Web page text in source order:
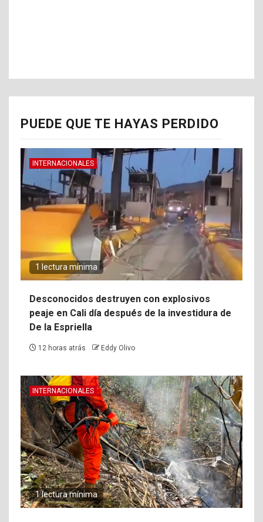
PUEDE QUE TE HAYAS PERDIDO
INTERNACIONALES
1 lectura mínima
Desconocidos destruyen con explosivos
peaje en Cali día después de la investidura de
De la Espriella
12 horas atrás Eddy Olivo
INTERNACIONALES
1 lectura mínima